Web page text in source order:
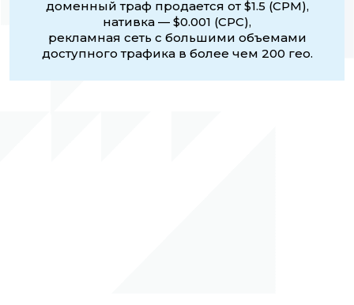
доменный траф продается от $1.5 (CPM),
нативка — $0.001 (CPC),
рекламная сеть с большими объемами
доступного трафика в более чем 200 гео.